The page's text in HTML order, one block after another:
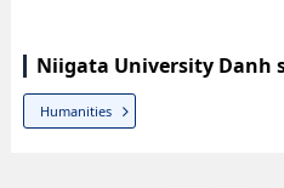
Niigata University Danh
Humanities